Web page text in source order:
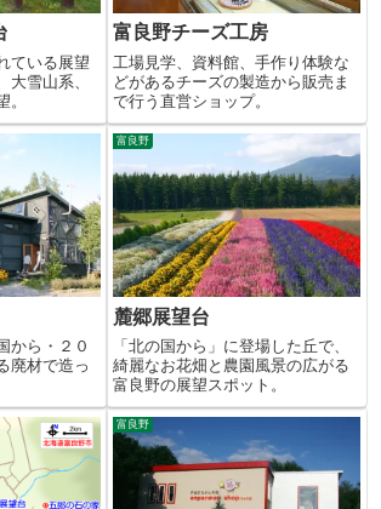
ている展望
大雪山系、
富良野チーズ工房
工場見学、資料館、手作り体験な
どがあるチーズの製造から販売ま
で行う直営ショップ。
から・２０
廃材で造っ
富良野
麓郷展望台
「北の国から」に登場した丘で、
綺麗なお花畑と農園風景の広がる
富良野の展望スポット。
富良野